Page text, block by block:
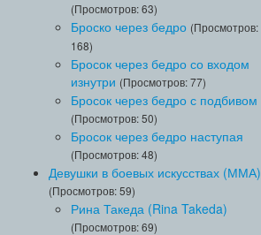
(Просмотров: 63)
Броско через бедро (Просмотров:
168)
Бросок через бедро со входом
изнутри (Просмотров: 77)
Бросок через бедро с подбивом
(Просмотров: 50)
Бросок через бедро наступая
(Просмотров: 48)
Девушки в боевых искусствах (ММА)
(Просмотров: 59)
Рина Такеда (Rina Takeda)
(Просмотров: 69)